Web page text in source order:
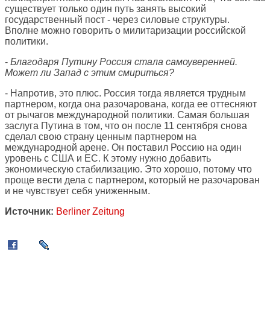
существует только один путь занять высокий
государственный пост - через силовые структуры.
Вполне можно говорить о милитаризации российской
политики.
- Благодаря Путину Россия стала самоуверенней.
Может ли Запад с этим смириться?
- Напротив, это плюс. Россия тогда является трудным
партнером, когда она разочарована, когда ее оттесняют
от рычагов международной политики. Самая большая
заслуга Путина в том, что он после 11 сентября снова
сделал свою страну ценным партнером на
международной арене. Он поставил Россию на один
уровень с США и ЕС. К этому нужно добавить
экономическую стабилизацию. Это хорошо, потому что
проще вести дела с партнером, который не разочарован
и не чувствует себя униженным.
Источник: Berliner Zeitung